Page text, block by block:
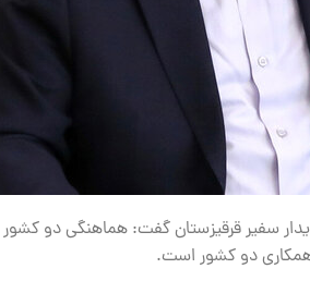
سفیر قرقیزستان گفت: هماهنگی دو
دو کشور است.